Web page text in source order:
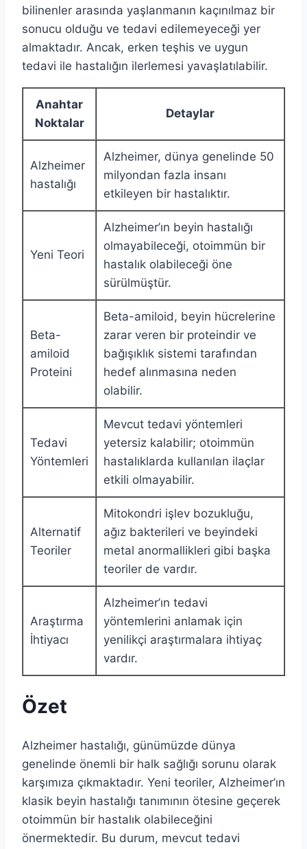
bilinenler arasında yaşlanmanın kaçınılmaz bir
sonucu olduğu ve tedavi edilemeyeceği yer
almaktadır. Ancak, erken teşhis ve uygun
tedavi ile hastalığın ilerlemesi yavaşlatılabilir.
Anahtar
Noktalar
Detaylar
Alzheimer
hastalığı
Alzheimer, dünya genelinde 50
milyondan fazla insanı
etkileyen bir hastalıktır.
Yeni Teori
Alzheimer’ın beyin hastalığı
olmayabileceği, otoimmün bir
hastalık olabileceği öne
sürülmüştür.
Beta-
amiloid
Proteini
Beta-amiloid, beyin hücrelerine
zarar veren bir proteindir ve
bağışıklık sistemi tarafından
hedef alınmasına neden
olabilir.
Tedavi
Yöntemleri
Mevcut tedavi yöntemleri
yetersiz kalabilir; otoimmün
hastalıklarda kullanılan ilaçlar
etkili olmayabilir.
Alternatif
Teoriler
Mitokondri işlev bozukluğu,
ağız bakterileri ve beyindeki
metal anormallikleri gibi başka
teoriler de vardır.
Araştırma
İhtiyacı
Alzheimer’ın tedavi
yöntemlerini anlamak için
yenilikçi araştırmalara ihtiyaç
vardır.
Özet
Alzheimer hastalığı, günümüzde dünya
genelinde önemli bir halk sağlığı sorunu olarak
karşımıza çıkmaktadır. Yeni teoriler, Alzheimer’ın
klasik beyin hastalığı tanımının ötesine geçerek
otoimmün bir hastalık olabileceğini
önermektedir. Bu durum, mevcut tedavi